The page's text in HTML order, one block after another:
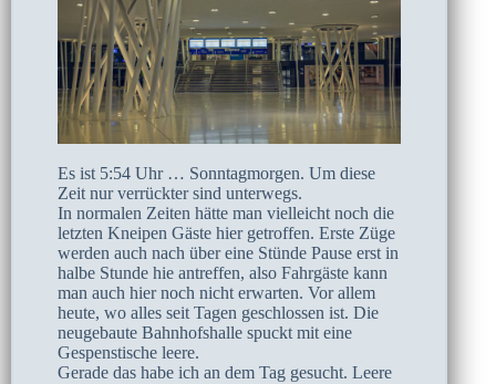
Es ist 5:54 Uhr … Sonntagmorgen. Um diese
Zeit nur verrückter sind unterwegs.
In normalen Zeiten hätte man vielleicht noch die
letzten Kneipen Gäste hier getroffen. Erste Züge
werden auch nach über eine Stünde Pause erst in
halbe Stunde hie antreffen, also Fahrgäste kann
man auch hier noch nicht erwarten. Vor allem
heute, wo alles seit Tagen geschlossen ist. Die
neugebaute Bahnhofshalle spuckt mit eine
Gespenstische leere.
Gerade das habe ich an dem Tag gesucht. Leere